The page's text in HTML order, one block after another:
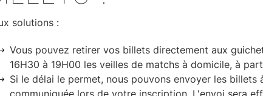
solutions :
Vous pouvez retirer vos billets directement aux
16H30 à 19H00 les veilles de matchs à domicile, à
Si le délai le permet, nous pouvons envoyer les billets
communiquée lors de votre inscription. L'envoi sera